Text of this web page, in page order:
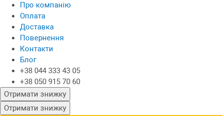
Про компанію
Оплата
Доставка
Повернення
Контакти
Блог
+38 044 333 43 05
+38 050 915 70 60
Отримати знижку
Отримати знижку